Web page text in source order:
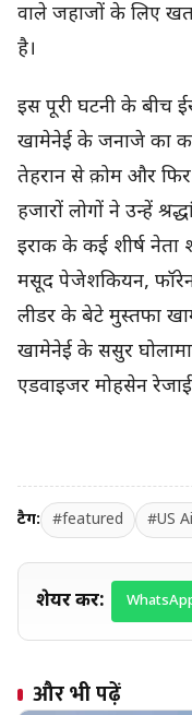
वाले जहाजों के लिए
है।
इस पूरी घटनी के बीच
खामेनेई के जनाजे का
तेहरान से क़ोम और
हजारों लोगों ने उन्हें
इराक के कई शीर्ष नेता
मसूद पेजेशकियन, फॉरेन
लीडर के बेटे मुस्तफा
खामेनेई के ससुर
एडवाइजर मोहसेन
टैग: #featured #US
शेयर करें:
और भी पढ़ें